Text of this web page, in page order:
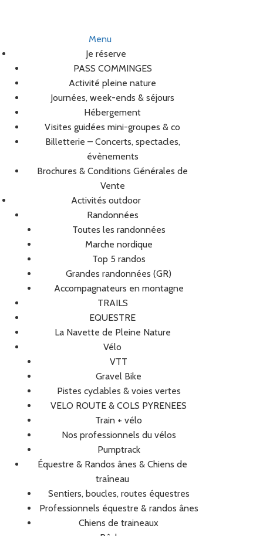
Menu
Je réserve
PASS COMMINGES
Activité pleine nature
Journées, week-ends & séjours
Hébergement
Visites guidées mini-groupes & co
Billetterie – Concerts, spectacles,
évènements
Brochures & Conditions Générales de
Vente
Activités outdoor
Randonnées
Toutes les randonnées
Marche nordique
Top 5 randos
Grandes randonnées (GR)
Accompagnateurs en montagne
TRAILS
EQUESTRE
La Navette de Pleine Nature
Vélo
VTT
Gravel Bike
Pistes cyclables & voies vertes
VELO ROUTE & COLS PYRENEES
Train + vélo
Nos professionnels du vélos
Pumptrack
Équestre & Randos ânes & Chiens de
traîneau
Sentiers, boucles, routes équestres
Professionnels équestre & randos ânes
Chiens de traineaux